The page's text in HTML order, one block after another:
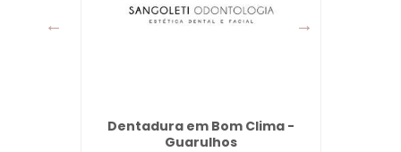
Dentadura em Bom Clima -
Guarulhos